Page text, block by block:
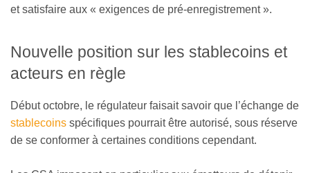
et satisfaire aux « exigences de pré-enregistrement ».
Nouvelle position sur les stablecoins et
acteurs en règle
Début octobre, le régulateur faisait savoir que l’échange de
stablecoins spécifiques pourrait être autorisé, sous réserve
de se conformer à certaines conditions cependant.